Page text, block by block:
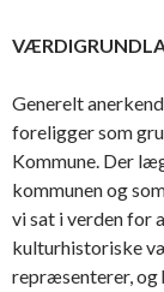
Generelt
foreligger som
Kommune. Der
kommunen og
vi sat i verden for
kulturhistoriske
repræsenterer, og